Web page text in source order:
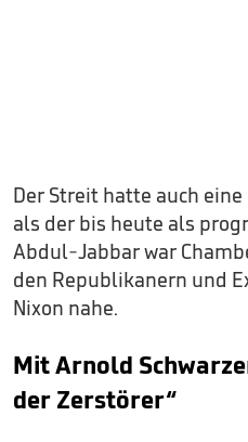
Der Streit hatte auch
als der bis heute als
Abdul-Jabbar war
den Republikanern und
Nixon nahe.
Mit Arnold
der Zerstörer“